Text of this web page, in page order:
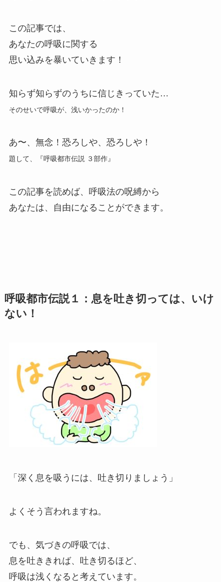
この記事では、
あなたの呼吸に関する
思い込みを暴いていきます！
知らず知らずのうちに信じきっていた…
そのせいで呼吸が、 浅いかったのか！
あ〜、無念！恐ろしや、恐ろしや！
題して、『呼吸都市伝説 ３部作』
この記事を読めば、呼吸法の呪縛から
あなたは、自由になることができます。
呼吸都市伝説１：息を吐き切っては、いけ
ない！
「深く息を吸うには、吐き切りましょう」
よくそう言われますね。
でも、気づきの呼吸では、
息を吐ききれば、吐き切るほど、
呼吸は浅くなると考えています。